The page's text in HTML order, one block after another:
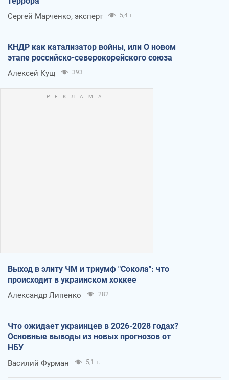
Сергей Марченко, эксперт 5,4 т.
КНДР как катализатор войны, или О новом
этапе российско-северокорейского союза
Алексей Кущ 393
Выход в элиту ЧМ и триумф "Сокола": что
происходит в украинском хоккее
Александр Липенко 282
Что ожидает украинцев в 2026-2028 годах?
Основные выводы из новых прогнозов от
НБУ
Василий Фурман 5,1 т.